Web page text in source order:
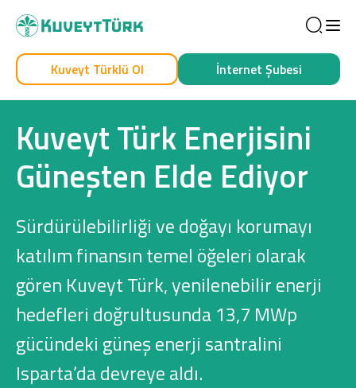
Kendim İçin İşim İçin
Sağlam Kart
Araç Finansmanı
Konut Finansmanı
Kuveyt Türklü Ol İnternet Şubesi
Kuveyt Türk Enerjisini
Güneşten Elde Ediyor
Sürdürülebilirliği ve doğayı korumayı
katılım finansın temel öğeleri olarak
gören Kuveyt Türk, yenilenebilir enerji
hedefleri doğrultusunda 13,7 MWp
gücündeki güneş enerji santralini
Isparta’da devreye aldı.